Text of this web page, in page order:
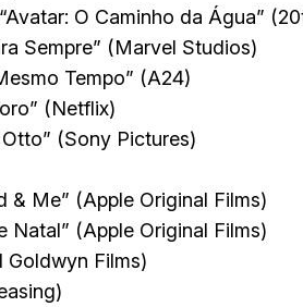
O Caminho da Água”
Sempre” (Marvel Studios)
Tempo” (A24)
(Netflix)
(Sony Pictures)
& Me” (Apple Original Films)
Natal” (Apple Original Films)
Goldwyn Films)